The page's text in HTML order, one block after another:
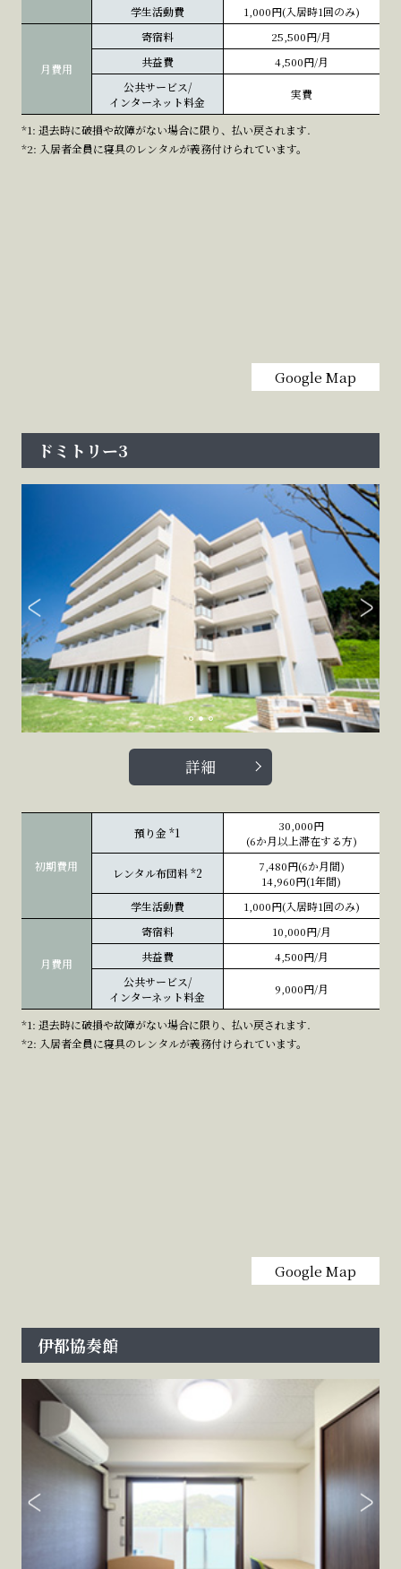
学生活動費 1,000円(入居時1回のみ)
月費用
寄宿料
25,500円/月
共益費
4,500円/月
公共サービス/
インターネット料金
実費
*1: 退去時に破損や故障がない場合に限り、払い戻されます.
*2: 入居者全員に寝具のレンタルが義務付けられています。
Google Map
ドミトリー3
詳細
初期費用
預り金*1
30,000円
(6か月以上滞在する方)
レンタル布団料*2
7,480円(6か月間)
14,960円(1年間)
学生活動費
1,000円(入居時1回のみ)
月費用
寄宿料
10,000円/月
共益費
4,500円/月
公共サービス/
インターネット料金
9,000円/月
*1: 退去時に破損や故障がない場合に限り、払い戻されます.
*2: 入居者全員に寝具のレンタルが義務付けられています。
Google Map
伊都協奏館